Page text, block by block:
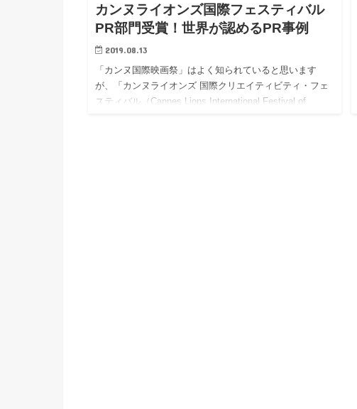
カンヌライオンズ国際フェスティバル
PR部門受賞！世界が認めるPR事例
2019.08.13
「カンヌ国際映画祭」はよく知られていると思います
が、「カンヌライオンズ 国際クリエイティビティ・フェ
スティバル（Cannes Lions International Festival of